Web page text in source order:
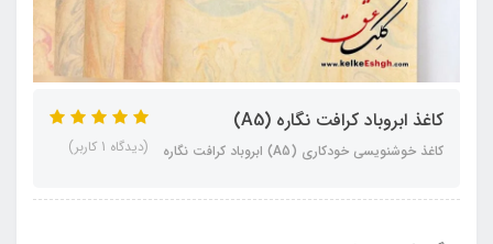
کاغذ ابروباد کرافت نگاره (A5)
کاغذ خوشنویسی خودکاری (A5) ابروباد کرافت نگاره (دیدگاه 1 کاربر)